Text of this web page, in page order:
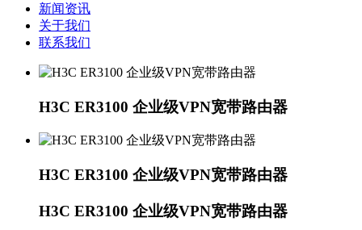
新闻资讯
关于我们
联系我们
H3C ER3100 企业级VPN宽带路由器
H3C ER3100 企业级VPN宽带路由器
H3C ER3100 企业级VPN宽带路由器